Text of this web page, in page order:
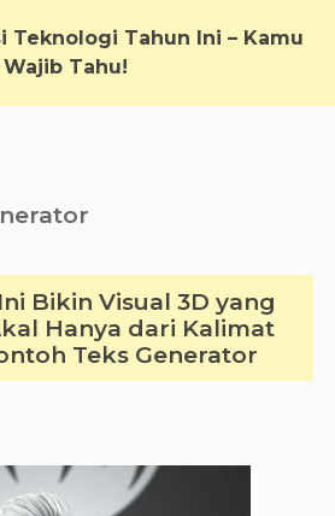
Teknologi Tahun Ini – Kamu
Wajib Tahu!
Bikin Visual 3D yang
Hanya dari Kalimat
Teks Generator